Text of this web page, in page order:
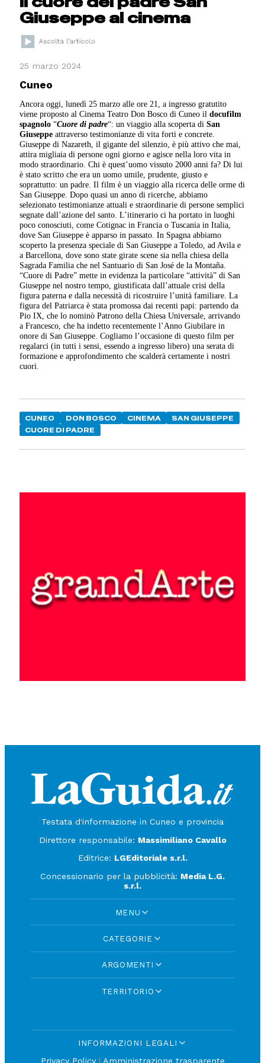
Giuseppe al cinema
25 marzo 2024
Cuneo
Ancora oggi, lunedì 25 marzo alle ore 21, a ingresso gratutito
viene proposto al Cinema Teatro Don Bosco di Cuneo ildocufilm
spagnolo “Cuore di padre“: un viaggio alla scoperta diSan
Giuseppe attraverso testimonianze di vita forti e concrete.
Giuseppe di Nazareth, il gigante del silenzio, è più attivo che mai,
attira migliaia di persone ogni giorno e agisce nella loro vita in
modo straordinario. Chi è quest’uomo vissuto 2000 anni fa? Di lui
è stato scritto che era un uomo umile, prudente, giusto e
soprattutto: un padre. Il film è un viaggio alla ricerca delle orme di
San Giuseppe. Dopo quasi un anno di ricerche, abbiamo
selezionato testimonianze attuali e straordinarie di persone semplici
segnate dall’azione del santo. L’itinerario ci ha portato in luoghi
poco conosciuti, come Cotignac in Francia o Tuscania in Italia,
dove San Giuseppe è apparso in passato. In Spagna abbiamo
scoperto la presenza speciale di San Giuseppe a Toledo, ad Avila e
a Barcellona, dove sono state girate scene sia nella chiesa della
Sagrada Familia che nel Santuario di San José de la Montaña.
“Cuore di Padre” mette in evidenza la particolare “attività” di San
Giuseppe nel nostro tempo, giustificata dall’attuale crisi della
figura paterna e dalla necessità di ricostruire l’unità familiare. La
figura del Patriarca è stata promossa dai recenti papi: partendo da
Pio IX, che lo nominò Patrono della Chiesa Universale, arrivando
a Francesco, che ha indetto recentemente l’Anno Giubilare in
onore di San Giuseppe. Cogliamo l’occasione di questo film per
regalarci (in tutti i sensi, essendo a ingresso libero) una serata di
formazione e approfondimento che scalderà certamente i nostri
cuori.
CUNEO DON BOSCO CINEMA
SAN GIUSEPPE
CUORE DI PADRE
Testata d'informazione in Cuneo e provincia
Direttore responsabile: Massimiliano Cavallo
Editrice: LGEditoriale s.r.l.
Concessionario per la pubblicità: Media L.G.
s.r.l.
MENU
CATEGORIE
ARGOMENTI
TERRITORIO
INFORMAZIONI LEGALI
Privacy Policy| Amministrazione trasparente